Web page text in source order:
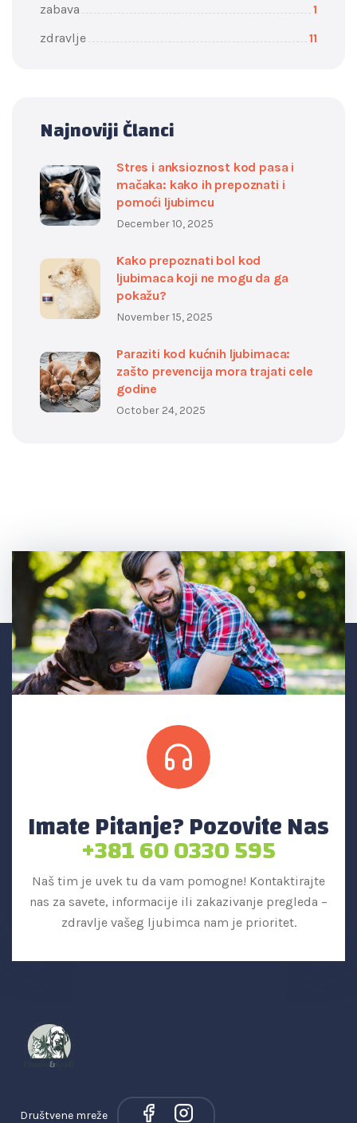
zabava
1
zdravlje
11
Najnoviji Članci
Stres i anksioznost kod pasa i
mačaka: kako ih prepoznati i
pomoći ljubimcu
December 10, 2025
Kako prepoznati bol kod
ljubimaca koji ne mogu da ga
pokažu?
November 15, 2025
Paraziti kod kućnih ljubimaca:
zašto prevencija mora trajati cele
godine
October 24, 2025
Imate Pitanje? Pozovite Nas
+381 60 0330 595
Naš tim je uvek tu da vam pomogne! Kontaktirajte
nas za savete, informacije ili zakazivanje pregleda –
zdravlje vašeg ljubimca nam je prioritet.
Društvene mreže